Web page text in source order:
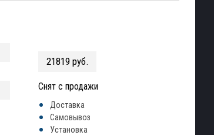
21819 руб.
Снят с продажи
Доставка
Самовывоз
Установка